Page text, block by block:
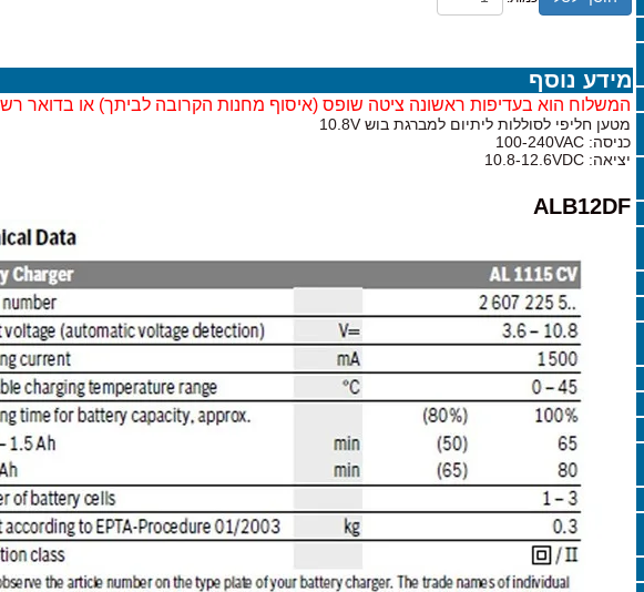
מידע נוסף
המשלוח הוא בעדיפות ראשונה ציטה שופס (איסוף מחנות הקרובה לביתך) או בדואר
מטען חליפי לסוללות ליתיום למברגת בוש 10.8V
כניסה: 100-240VAC
יציאה: 10.8-12.6VDC
ALB12DF